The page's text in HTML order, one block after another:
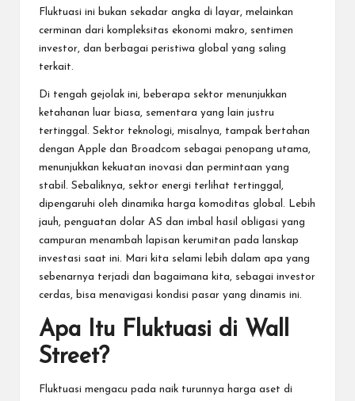
Fluktuasi ini bukan sekadar angka di layar, melainkan
cerminan dari kompleksitas ekonomi makro, sentimen
investor, dan berbagai peristiwa global yang saling
terkait.
Di tengah gejolak ini, beberapa sektor menunjukkan
ketahanan luar biasa, sementara yang lain justru
tertinggal. Sektor teknologi, misalnya, tampak bertahan
dengan Apple dan Broadcom sebagai penopang utama,
menunjukkan kekuatan inovasi dan permintaan yang
stabil. Sebaliknya, sektor energi terlihat tertinggal,
dipengaruhi oleh dinamika harga komoditas global. Lebih
jauh, penguatan dolar AS dan imbal hasil obligasi yang
campuran menambah lapisan kerumitan pada lanskap
investasi saat ini. Mari kita selami lebih dalam apa yang
sebenarnya terjadi dan bagaimana kita, sebagai investor
cerdas, bisa menavigasi kondisi pasar yang dinamis ini.
Apa Itu Fluktuasi di Wall
Street?
Fluktuasi mengacu pada naik turunnya harga aset di